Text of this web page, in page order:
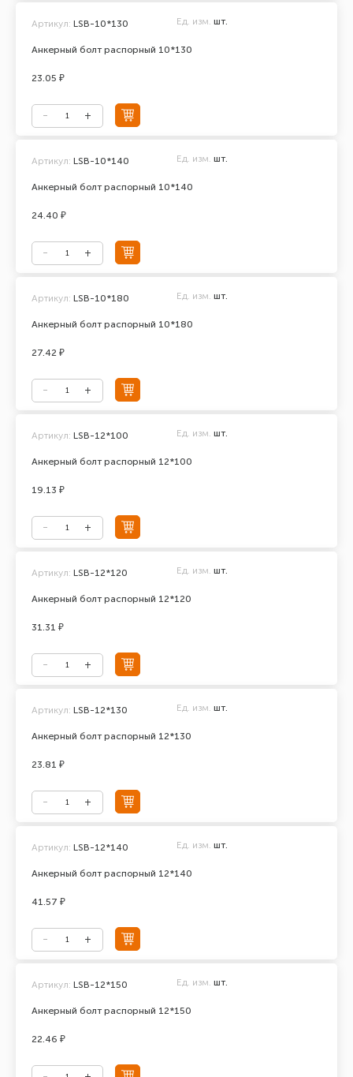
Анкерный болт распорный 10*130
Артикул: LSB-10*130 Ед. изм. шт.
23.05 ₽
Анкерный болт распорный 10*140
Артикул: LSB-10*140 Ед. изм. шт.
24.40 ₽
Анкерный болт распорный 10*180
Артикул: LSB-10*180 Ед. изм. шт.
27.42 ₽
Анкерный болт распорный 12*100
Артикул: LSB-12*100 Ед. изм. шт.
19.13 ₽
Анкерный болт распорный 12*120
Артикул: LSB-12*120 Ед. изм. шт.
31.31 ₽
Анкерный болт распорный 12*130
Артикул: LSB-12*130 Ед. изм. шт.
23.81 ₽
Анкерный болт распорный 12*140
Артикул: LSB-12*140 Ед. изм. шт.
41.57 ₽
Анкерный болт распорный 12*150
Артикул: LSB-12*150 Ед. изм. шт.
22.46 ₽